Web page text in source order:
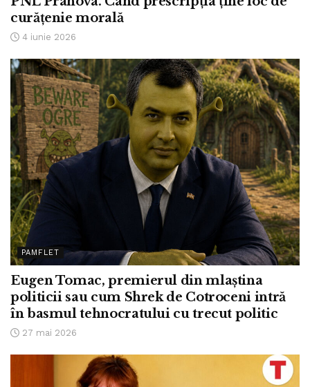
curățenie morală
4 iunie 2026
PAMFLET
Eugen Tomac, premierul din mlaștina
politicii sau cum Shrek de Cotroceni intră
în basmul tehnocratului cu trecut politic
27 mai 2026